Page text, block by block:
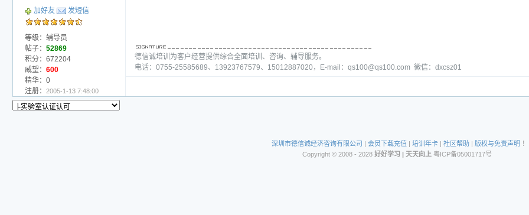
加好友 发短信
等级：辅导员
帖子： 52869
积分：672204
威望： 600
精华：0
注册：
2005-1-13 7:48:00
德信诚培训为客户经营提供综合全面培训、咨询、辅导服务。
电话：0755-25585689、13923767579、15012887020，E-mail：qs100@qs100.com 微信：dxcsz01
深圳市德信诚经济咨询有限公司 | 会员下载充值| 培训年卡| 社区帮助| 版权与免责声明 ！
Copyright © 2008 - 2028 好好学习 | 天天向上 粤ICP备05001717号